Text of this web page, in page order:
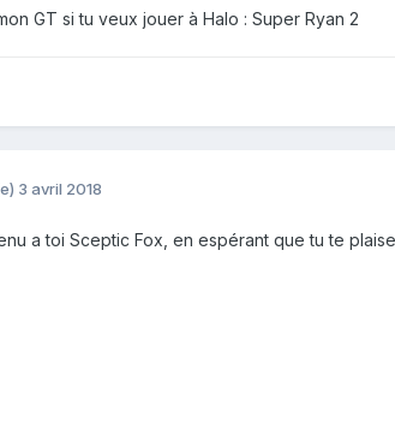
GT si tu veux jouer à Halo : Super Ryan 2
3 avril 2018
a toi Sceptic Fox, en espérant que tu te